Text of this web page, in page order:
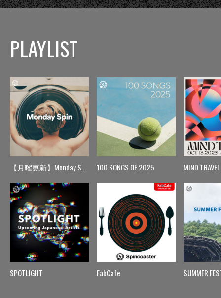
PLAYLIST
【月曜更新】Monday Spin
SPOTLIGHT
100 SONGS OF 2025
FabCafe
MIND TRAVEL
SUMMER